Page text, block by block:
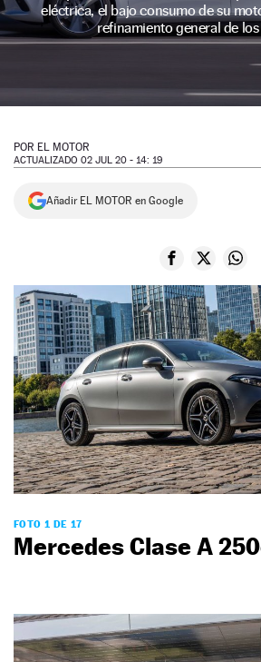
NEWSLETTER
eléctrica, el bajo consumo de su
refinamiento general de los
POR EL MOTOR
ACTUALIZADO 02 JUL 20 - 14: 19
Añadir EL MOTOR en Google
FOTO 1 DE 17
Mercedes Clase A